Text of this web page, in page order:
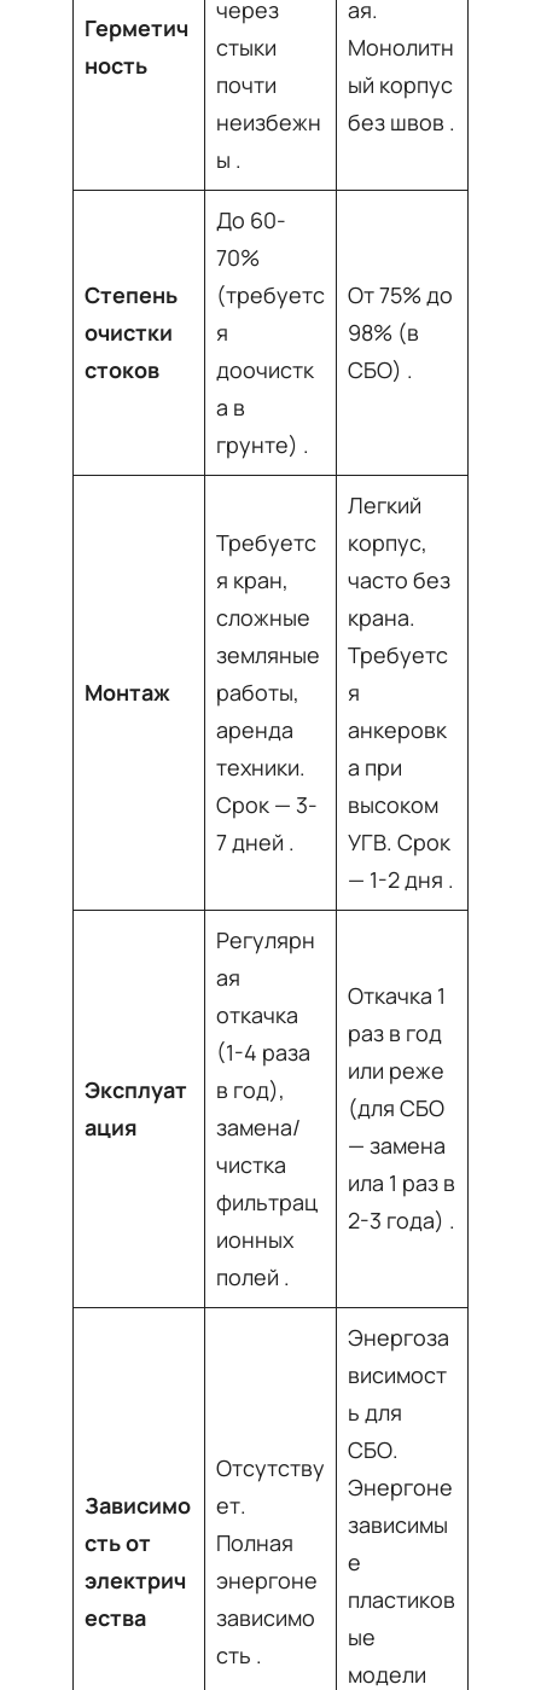
Герметич
ность
через
стыки
почти
неизбежн
ы .
ая.
Монолитн
ый корпус
без швов .
Степень
очистки
стоков
До 60-
70%
(требуетс
я
доочистк
а в
грунте) .
От 75% до
98% (в
СБО) .
Монтаж
Требуетс
я кран,
сложные
земляные
работы,
аренда
техники.
Срок — 3-
7 дней .
Легкий
корпус,
часто без
крана.
Требуетс
я
анкеровк
а при
высоком
УГВ. Срок
— 1-2 дня .
Эксплуат
ация
Регулярн
ая
откачка
(1-4 раза
в год),
замена/
чистка
фильтрац
ионных
полей .
Откачка 1
раз в год
или реже
(для СБО
— замена
ила 1 раз в
2-3 года) .
Зависимо
сть от
электрич
ества
Отсутству
ет.
Полная
энергоне
зависимо
сть .
Энергоза
висимост
ь для
СБО.
Энергоне
зависимы
е
пластиков
ые
модели